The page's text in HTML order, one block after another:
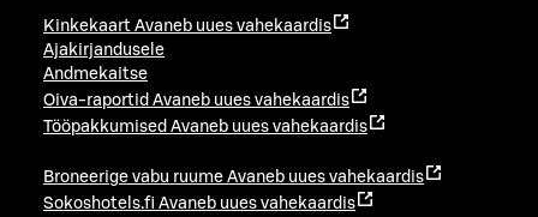
Kinkekaart Avaneb uues vahekaardis
Ajakirjandusele
Andmekaitse
Oiva-raportid Avaneb uues vahekaardis
Tööpakkumised Avaneb uues vahekaardis
Broneerige vabu ruume Avaneb uues vahekaardis
Sokoshotels.fi Avaneb uues vahekaardis